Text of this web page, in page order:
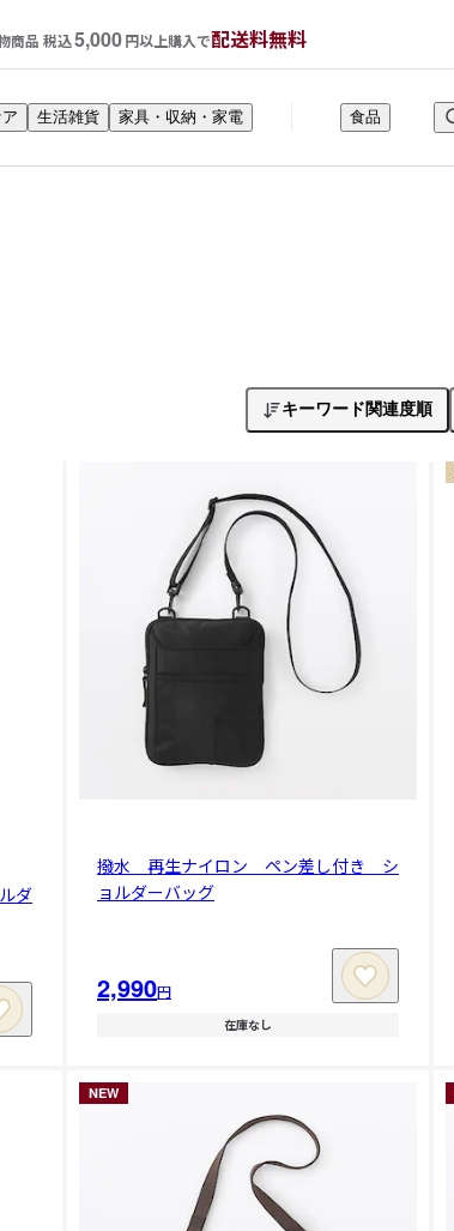
商品 税込5,000円以上購入で配送料無料
生活雑貨 家具・収納・家電 食品
キーワード関連度順
ダ
撥水 再生ナイロン ペン差し付き シ
ョルダーバッグ
2,990円
在庫なし
NEW